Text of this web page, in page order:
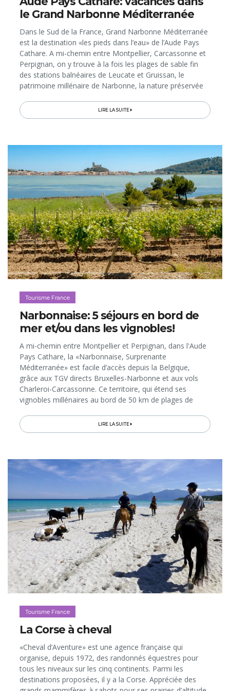
le Grand Narbonne Méditerranée
Dans le Sud de la France, Grand Narbonne Méditerranée
est la destination «les pieds dans l’eau» de l’Aude Pays
Cathare. A mi-chemin entre Montpellier, Carcassonne et
Perpignan, on y trouve à la fois les plages de sable fin
des stations balnéaires de Leucate et Gruissan, le
patrimoine millénaire de Narbonne, la nature préservée
Midi avec ses villages vignerons, sans oublier la
gastronomie languedocienne entre terre et mer, qui
tous les atouts de cette région ensoleillée, facilement
accessible depuis la Belgique grâce aux vols directs
Charleroi-Carcassonne ou aux TGV Bruxelles-Narbonne!
LIRE LA SUITE
Tourisme France
Narbonnaise: 5 séjours en bord de
mer et/ou dans les vignobles!
A mi-chemin entre Montpellier et Perpignan, dans l'Aude
Pays Cathare, la «Narbonnaise, Surprenante
Méditerranée» est facile d’accès depuis la Belgique,
grâce aux TGV directs Bruxelles-Narbonne et aux vols
Charleroi-Carcassonne. Ce territoire, qui étend ses
vignobles millénaires au bord de 50 km de plages de
autrement...
LIRE LA SUITE
Tourisme France
La Corse à cheval
«Cheval d’Aventure» est une agence française qui
organise, depuis 1972, des randonnés équestres pour
tous les niveaux sur les cinq continents. Parmi les
destinations proposées, il y a la Corse. Appréciée des